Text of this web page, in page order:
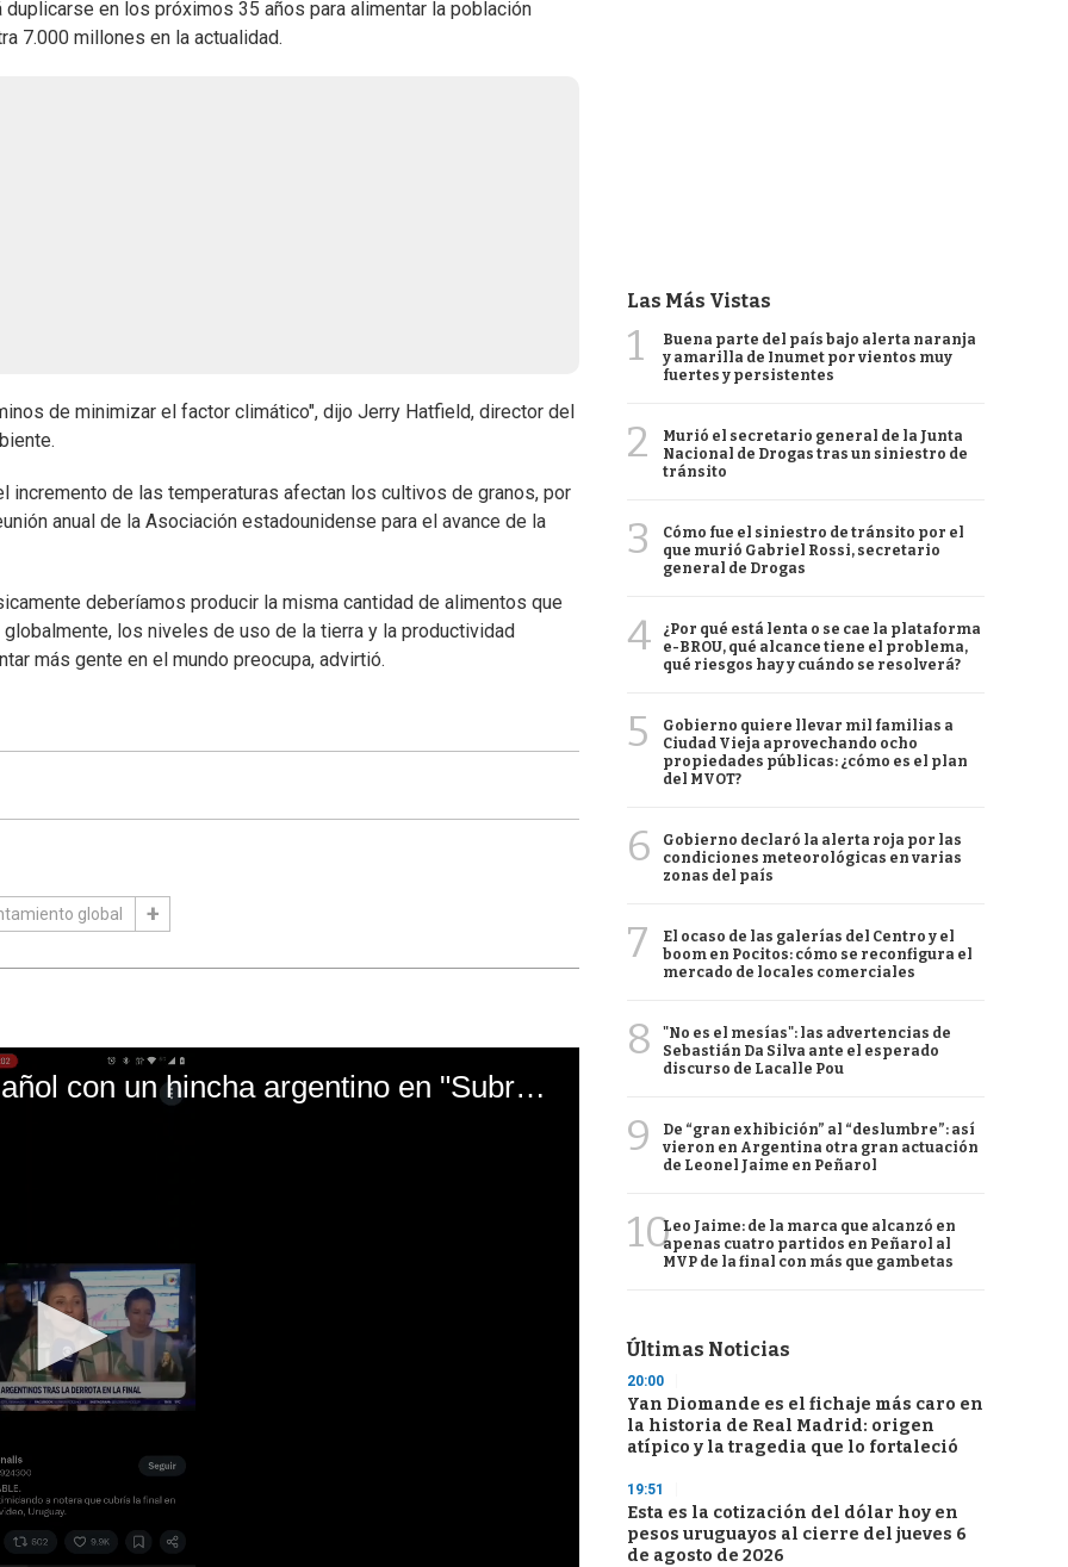
en los próximos 35 años para alimentar la población
7.000 millones en la actualidad.
de minimizar el factor climático", dijo Jerry Hatfield, director del
de las temperaturas afectan los cultivos de granos, por
anual de la Asociación estadounidense para el avance de la
deberíamos producir la misma cantidad de alimentos que
los niveles de uso de la tierra y la productividad
más gente en el mundo preocupa, advirtió.
global
El mal momento de Yanina Gasañol con un hincha argentino en "Subrayado"
Las Más Vistas
1
Buena parte del país bajo alerta naranja
y amarilla de Inumet por vientos muy
fuertes y persistentes
2
Murió el secretario general de la Junta
Nacional de Drogas tras un siniestro de
tránsito
3
Cómo fue el siniestro de tránsito por el
que murió Gabriel Rossi, secretario
general de Drogas
4
¿Por qué está lenta o se cae la plataforma
e-BROU, qué alcance tiene el problema,
qué riesgos hay y cuándo se resolverá?
5
Gobierno quiere llevar mil familias a
Ciudad Vieja aprovechando ocho
propiedades públicas: ¿cómo es el plan
del MVOT?
6
Gobierno declaró la alerta roja por las
condiciones meteorológicas en varias
zonas del país
7
El ocaso de las galerías del Centro y el
boom en Pocitos: cómo se reconfigura el
mercado de locales comerciales
8
"No es el mesías": las advertencias de
Sebastián Da Silva ante el esperado
discurso de Lacalle Pou
9
De “gran exhibición” al “deslumbre”: así
vieron en Argentina otra gran actuación
de Leonel Jaime en Peñarol
10Leo Jaime: de la marca que alcanzó en
apenas cuatro partidos en Peñarol al
MVP de la final con más que gambetas
Últimas Noticias
20:00
Yan Diomande es el fichaje más caro en
la historia de Real Madrid: origen
atípico y la tragedia que lo fortaleció
19:51
Esta es la cotización del dólar hoy en
pesos uruguayos al cierre del jueves 6
de agosto de 2026